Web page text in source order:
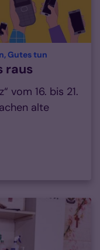
Gutes tun
raus
vom 16. bis 21.
alte